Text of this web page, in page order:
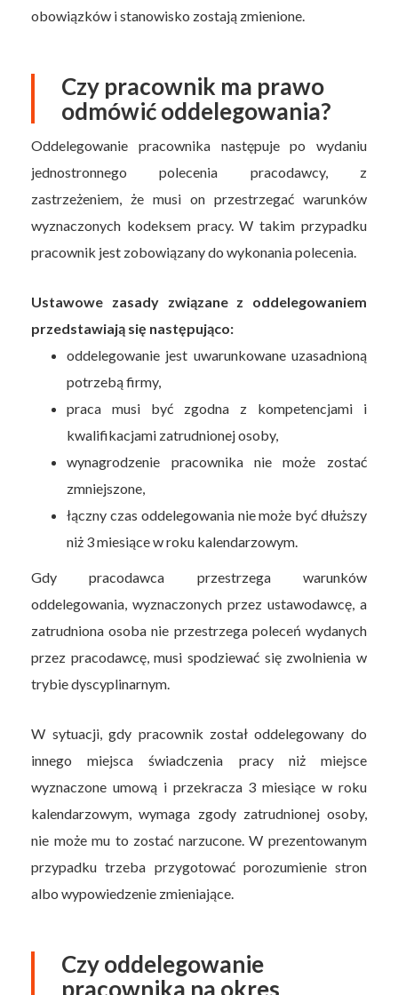
obowiązków i stanowisko zostają zmienione.
Czy pracownik ma prawo
odmówić oddelegowania?
Oddelegowanie pracownika następuje po wydaniu
jednostronnego polecenia pracodawcy, z
zastrzeżeniem, że musi on przestrzegać warunków
wyznaczonych kodeksem pracy. W takim przypadku
pracownik jest zobowiązany do wykonania polecenia.
Ustawowe zasady związane z oddelegowaniem
przedstawiają się następująco:
oddelegowanie jest uwarunkowane uzasadnioną
potrzebą firmy,
praca musi być zgodna z kompetencjami i
kwalifikacjami zatrudnionej osoby,
wynagrodzenie pracownika nie może zostać
zmniejszone,
łączny czas oddelegowania nie może być dłuższy
niż 3 miesiące w roku kalendarzowym.
Gdy pracodawca przestrzega warunków
oddelegowania, wyznaczonych przez ustawodawcę, a
zatrudniona osoba nie przestrzega poleceń wydanych
przez pracodawcę, musi spodziewać się zwolnienia w
trybie dyscyplinarnym.
W sytuacji, gdy pracownik został oddelegowany do
innego miejsca świadczenia pracy niż miejsce
wyznaczone umową i przekracza 3 miesiące w roku
kalendarzowym, wymaga zgody zatrudnionej osoby,
nie może mu to zostać narzucone. W prezentowanym
przypadku trzeba przygotować porozumienie stron
albo wypowiedzenie zmieniające.
Czy oddelegowanie
pracownika na okres